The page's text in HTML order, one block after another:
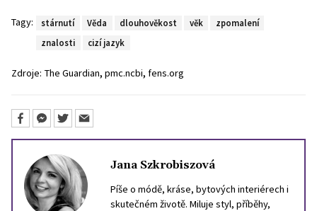
Tagy: stárnutí Věda dlouhověkost věk
zpomalení
znalosti
cizí jazyk
Zdroje: The Guardian, pmc.ncbi, fens.org
Jana Szkrobiszová
Píše o módě, kráse, bytových interiérech i
skutečném životě. Miluje styl, příběhy,